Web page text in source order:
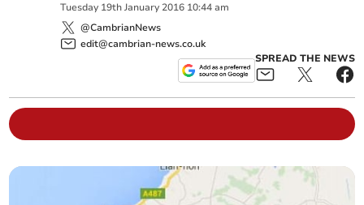
Tuesday 19th January 2016 10:44 am
@CambrianNews
edit@cambrian-news.co.uk
SPREAD THE NEWS